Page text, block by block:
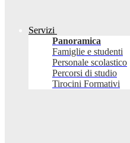
Servizi
Panoramica
Famiglie e studenti
Personale scolastico
Percorsi di studio
Tirocini Formativi